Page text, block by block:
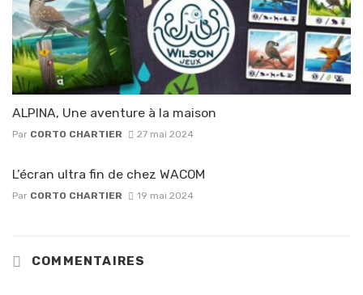
ALPINA, Une aventure à la maison
Par CORTO CHARTIER 27 mai 2024
L’écran ultra fin de chez WACOM
Par CORTO CHARTIER 19 mai 2024
COMMENTAIRES